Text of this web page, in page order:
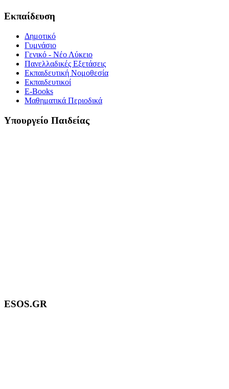
Εκπαίδευση
Δημοτικό
Γυμνάσιο
Γενικό - Νέο Λύκειο
Πανελλαδικές Εξετάσεις
Εκπαιδευτική Νομοθεσία
Εκπαιδευτικοί
E-Books
Μαθηματικά Περιοδικά
Υπουργείο Παιδείας
ESOS.GR